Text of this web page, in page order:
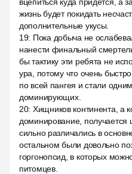
жизнь будет покидать
дополнительные укусы.
19: Пока добыча не
нанести финальный
бы тактику эти ребята не
ура, потому что очень
по всей пангея и стали
доминирующих.
20: Хищников континента, а
доминирование, получается
сильно различались в
остальном были довольно
горгонопсид, в которых
питомцев.